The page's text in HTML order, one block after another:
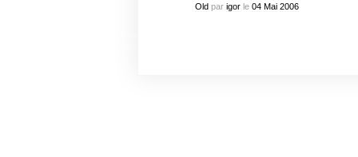
Oldpar igorle 04 Mai 2006